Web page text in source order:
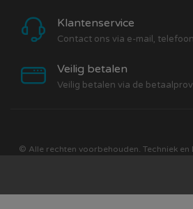
Ford Kuga:
Ford Maverick:
Ford Orion:1983 t/m 1993
Ford Ranger:
Honda Accord:
Klantenservice
Contact ons via e-mail,
Veilig betalen
Veilig betalen via de
© Alle rechten voorbehouden. Techniek en